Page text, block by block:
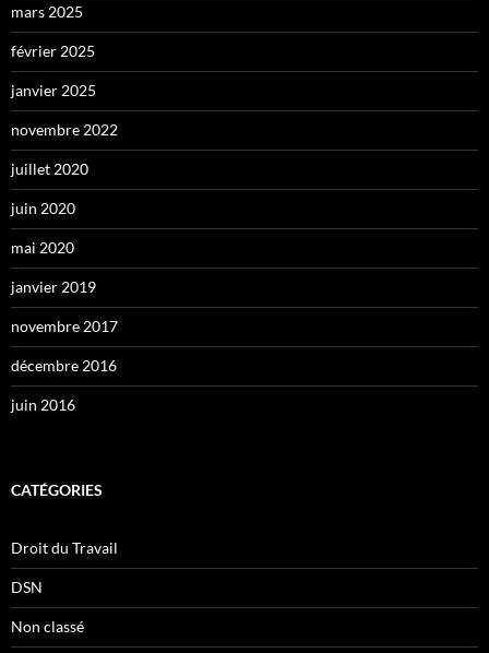
mars 2025
février 2025
janvier 2025
novembre 2022
juillet 2020
juin 2020
mai 2020
janvier 2019
novembre 2017
décembre 2016
juin 2016
CATÉGORIES
Droit du Travail
DSN
Non classé